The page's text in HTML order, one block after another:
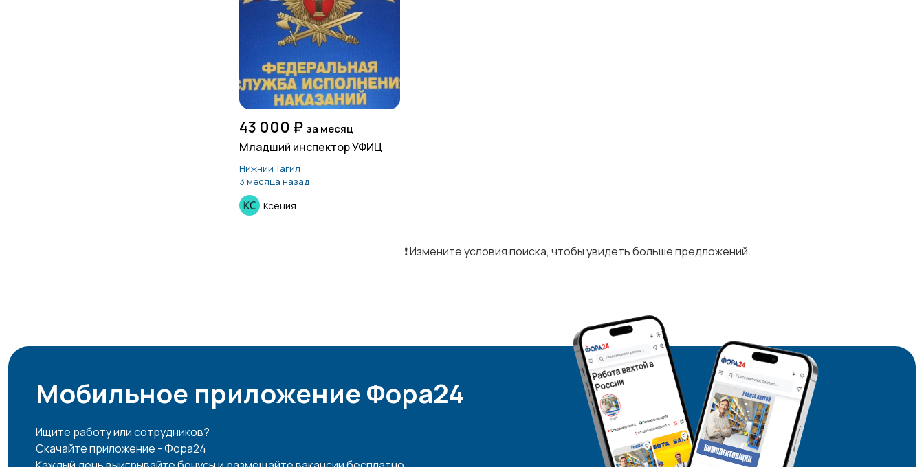
43 000 ₽ за месяц
Младший инспектор УФИЦ
Нижний Тагил
3 месяца назад
Ксения
❗️ Измените условия поиска, чтобы увидеть больше предложений.
Мобильное приложение Фора24
Ищите работу или сотрудников?
Скачайте приложение - Фора24